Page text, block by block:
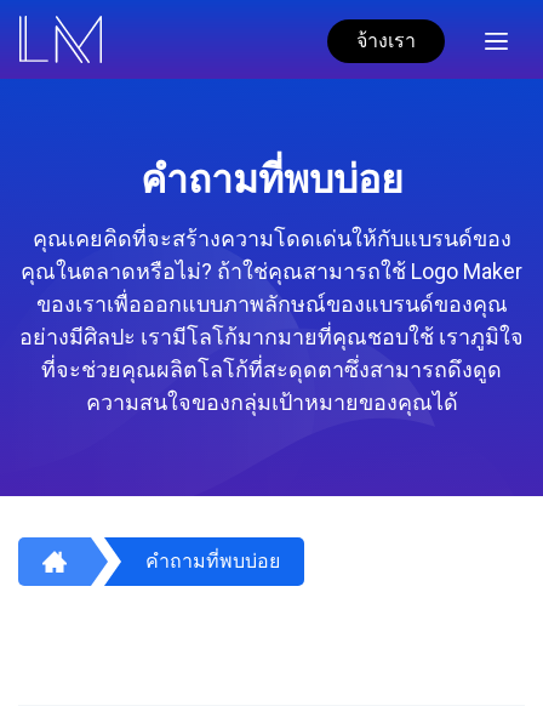
จ้างเรา
คำถามที่พบบ่อย
คุณเคยคิดที่จะสร้างความโดดเด่นให้กับแบรนด์ของ
คุณในตลาดหรือไม่? ถ้าใช่คุณสามารถใช้ Logo Maker
ของเราเพื่อออกแบบภาพลักษณ์ของแบรนด์ของคุณ
อย่างมีศิลปะ เรามีโลโก้มากมายที่คุณชอบใช้ เราภูมิใจ
ที่จะช่วยคุณผลิตโลโก้ที่สะดุดตาซึ่งสามารถดึงดูด
ความสนใจของกลุ่มเป้าหมายของคุณได้
คำถามที่พบบ่อย